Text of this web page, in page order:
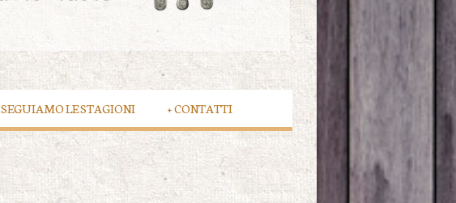
SEGUIAMO LE STAGIONI CONTATTI
+